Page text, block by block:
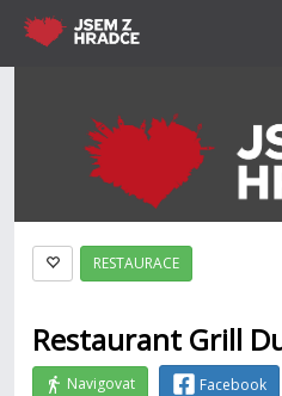
RESTAURACE
Restaurant Grill
Navigovat Facebook